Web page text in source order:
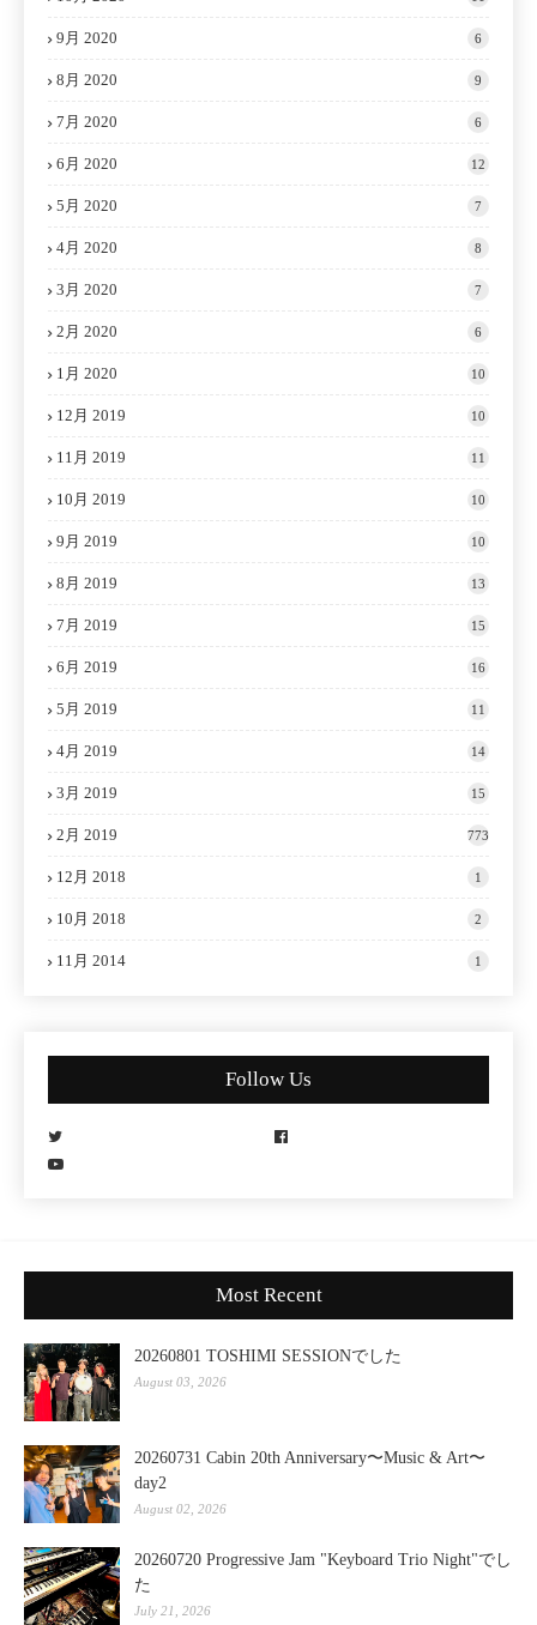
9月 2020 6
8月 2020 9
7月 2020 6
6月 2020 12
5月 2020 7
4月 2020 8
3月 2020 7
2月 2020 6
1月 2020 10
12月 2019 10
11月 2019 11
10月 2019 10
9月 2019 10
8月 2019 13
7月 2019 15
6月 2019 16
5月 2019 11
4月 2019 14
3月 2019 15
2月 2019 773
12月 2018 1
10月 2018 2
11月 2014 1
Follow Us
Most Recent
20260801 TOSHIMI SESSIONでした
August 03, 2026
20260731 Cabin 20th Anniversary〜Music & Art〜
day2
August 02, 2026
20260720 Progressive Jam "Keyboard Trio Night"でし
た
July 21, 2026